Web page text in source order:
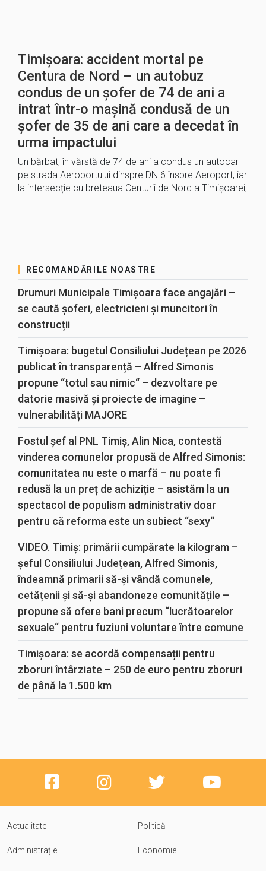
Timișoara: accident mortal pe
Centura de Nord – un autobuz
condus de un șofer de 74 de ani a
intrat într-o mașină condusă de un
șofer de 35 de ani care a decedat în
urma impactului
Un bărbat, în vărstă de 74 de ani a condus un autocar
pe strada Aeroportului dinspre DN 6 înspre Aeroport, iar
la intersecție cu breteaua Centurii de Nord a Timișoarei,
…
RECOMANDĂRILE NOASTRE
Drumuri Municipale Timișoara face angajări –
se caută șoferi, electricieni și muncitori în
construcții
Timișoara: bugetul Consiliului Județean pe 2026
publicat în transparență – Alfred Simonis
propune “totul sau nimic“ – dezvoltare pe
datorie masivă și proiecte de imagine –
vulnerabilități MAJORE
Fostul șef al PNL Timiș, Alin Nica, contestă
vinderea comunelor propusă de Alfred Simonis:
comunitatea nu este o marfă – nu poate fi
redusă la un preț de achiziție – asistăm la un
spectacol de populism administrativ doar
pentru că reforma este un subiect “sexy“
VIDEO. Timiș: primării cumpărate la kilogram –
șeful Consiliului Județean, Alfred Simonis,
îndeamnă primarii să-și vândă comunele,
cetățenii și să-și abandoneze comunitățile –
propune să ofere bani precum “lucrătoarelor
sexuale“ pentru fuziuni voluntare între comune
Timișoara: se acordă compensații pentru
zboruri întârziate – 250 de euro pentru zboruri
de până la 1.500 km
Actualitate Politică
Administrație Economie